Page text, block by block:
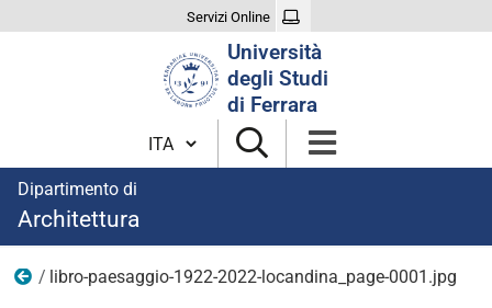
Servizi Online
Università
degli Studi
di Ferrara
Cambia lingua
Dipartimento di
Architettura
Eventi
libro-paesaggio-1922-2022-locandina_page-0001.jpg